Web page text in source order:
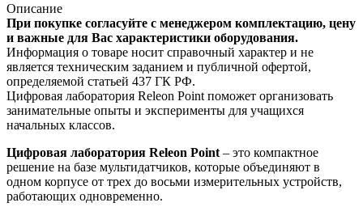
Описание
При покупке согласуйте с менеджером комплектацию, цену
и важные для Вас характеристики оборудования.
Информация о товаре носит справочный характер и не
является техническим заданием и публичной офертой,
определяемой статьей 437 ГК РФ.
Цифровая лаборатория Releon Point поможет организовать
занимательные опыты и эксперименты для учащихся
начальных классов.
Цифровая лаборатория Releon Point – это компактное
решение на базе мультидатчиков, которые объединяют в
одном корпусе от трех до восьми измерительных устройств,
работающих одновременно.